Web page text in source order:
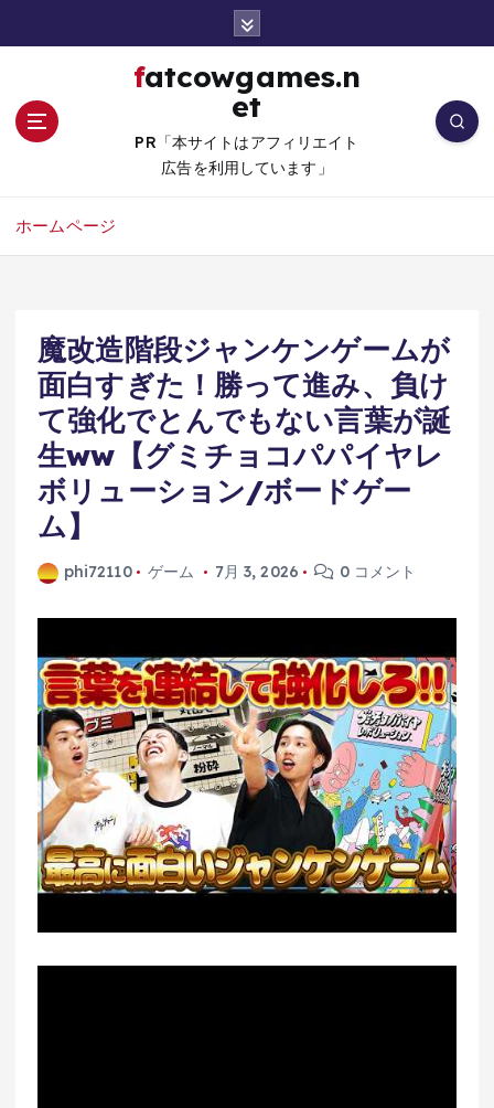
fatcowgames.n
et
PR「本サイトはアフィリエイト
広告を利用しています」
ホームページ
魔改造階段ジャンケンゲームが
面白すぎた！勝って進み、負け
て強化でとんでもない言葉が誕
生ww【グミチョコパパイヤレ
ボリューション/ボードゲー
ム】
phi72110 ゲーム 7月 3, 2026 0 コメント